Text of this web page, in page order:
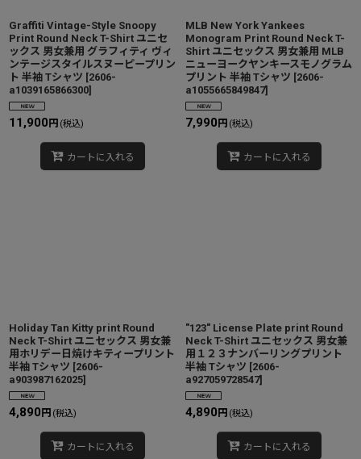
Graffiti Vintage-Style Snoopy
Print Round Neck T-Shirt ユニセ
ックス 男女兼用 グラフィティ ヴィ
ンテージスタイルスヌーピープリン
ト 半袖 Tシャツ [2606-
a1039165866300]
11,900 円 (税込)
カートに入れる
MLB New York Yankees
Monogram Print Round Neck T-
Shirt ユニセックス 男女兼用 MLB
ニューヨークヤンキースモノグラム
プリント 半袖 Tシャツ [2606-
a1055665849847]
7,990 円 (税込)
カートに入れる
Holiday Tan Kitty print Round
Neck T-Shirt ユニセックス 男女兼
用ホリデー日焼けキティープリント
半袖 Tシャツ [2606-
a903987162025]
4,890 円 (税込)
カートに入れる
"123" License Plate print Round
Neck T-Shirt ユニセックス 男女兼
用１２３ナンバーリングプリント
半袖 Tシャツ [2606-
a927059728547]
4,890 円 (税込)
カートに入れる